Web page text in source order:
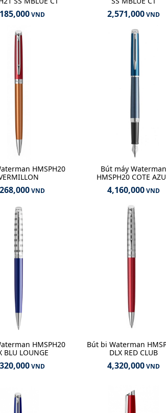
VND 2,571,000VND
HMSPH20
VND
Bút máy Waterman
HMSPH20 COTE
4,160,000VND
HMSPH20
BLU LOUNGE
VND
Bút bi Waterman
DLX RED CLUB
4,320,000VND